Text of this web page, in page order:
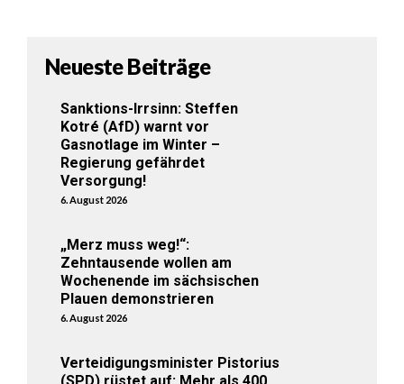
Neueste Beiträge
Sanktions-Irrsinn: Steffen
Kotré (AfD) warnt vor
Gasnotlage im Winter –
Regierung gefährdet
Versorgung!
6. August 2026
„Merz muss weg!“:
Zehntausende wollen am
Wochenende im sächsischen
Plauen demonstrieren
6. August 2026
Verteidigungsminister Pistorius
(SPD) rüstet auf: Mehr als 400